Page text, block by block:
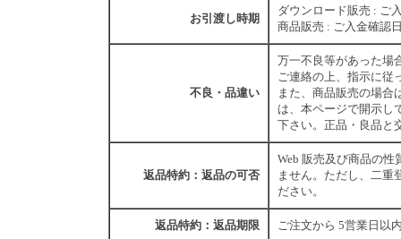
お引渡し時期
ダウンロード販売 : ご
商品販売 : ご入金確認
不良・品違い
万一不良等があった場
ご連絡の上、指示に従
また、商品販売の場合
は、本ページで開示し
下さい。正品・良品と
返品特約：返品の可否
Web 販売及び商品の
ません。ただし、二重
ださい。
返品特約：返品期限 ご注文から 5営業日以